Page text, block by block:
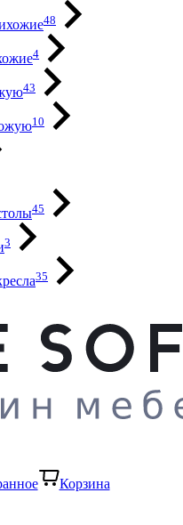
48
4
43
10
45
3
35
Корзина